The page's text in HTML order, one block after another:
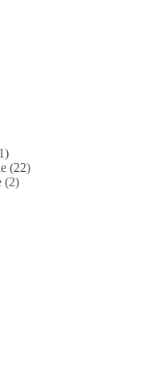
des-monats-august-
grundlagendokume
des World
(22)
(2)